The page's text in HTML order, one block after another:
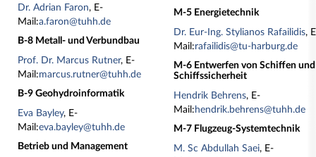
Dr. Adrian Faron, E-
Mail:a.faron@tuhh.de
B-8 Metall- und Verbundbau
Prof. Dr. Marcus Rutner, E-
Mail:marcus.rutner@tuhh.de
B-9 Geohydroinformatik
Eva Bayley, E-
Mail:eva.bayley@tuhh.de
Betrieb und Management
M-5 Energietechnik
Dr. Eur-Ing. Stylianos Rafailidis,
Mail:rafailidis@tu-harburg.de
M-6 Entwerfen von Schiffen und
Schiffssicherheit
Hendrik Behrens, E-
Mail: hendrik.behrens@tuhh.de
M-7 Flugzeug-Systemtechnik
M. Sc Abdullah Saei, E-